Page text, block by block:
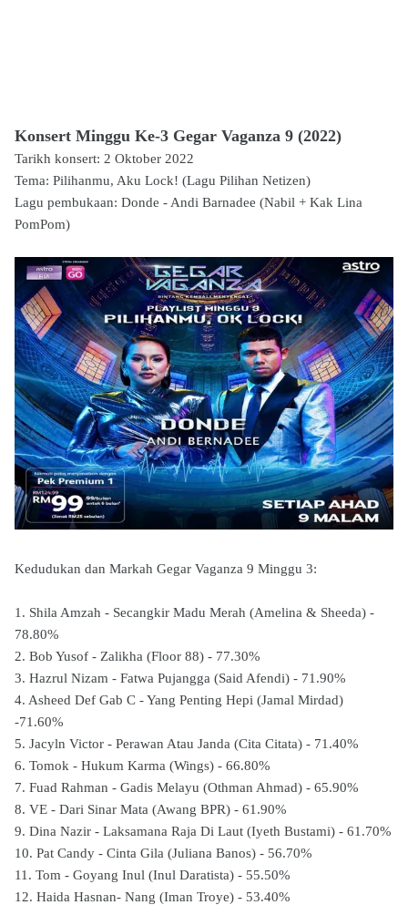
Konsert Minggu Ke-3 Gegar Vaganza 9 (2022)
Tarikh konsert: 2 Oktober 2022
Tema: Pilihanmu, Aku Lock! (Lagu Pilihan Netizen)
Lagu pembukaan: Donde - Andi Barnadee (Nabil + Kak Lina
PomPom)
Kedudukan dan Markah Gegar Vaganza 9 Minggu 3:
1. Shila Amzah - Secangkir Madu Merah (Amelina & Sheeda) -
78.80%
2. Bob Yusof - Zalikha (Floor 88) - 77.30%
3. Hazrul Nizam - Fatwa Pujangga (Said Afendi) - 71.90%
4. Asheed Def Gab C - Yang Penting Hepi (Jamal Mirdad)
-71.60%
5. Jacyln Victor - Perawan Atau Janda (Cita Citata) - 71.40%
6. Tomok - Hukum Karma (Wings) - 66.80%
7. Fuad Rahman - Gadis Melayu (Othman Ahmad) - 65.90%
8. VE - Dari Sinar Mata (Awang BPR) - 61.90%
9. Dina Nazir - Laksamana Raja Di Laut (Iyeth Bustami) - 61.70%
10. Pat Candy - Cinta Gila (Juliana Banos) - 56.70%
11. Tom - Goyang Inul (Inul Daratista) - 55.50%
12. Haida Hasnan- Nang (Iman Troye) - 53.40%